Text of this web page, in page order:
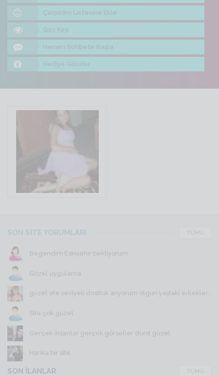
Çarpıldım Listesine Ekle
Göz Kırp
Hemen Sohbete Başla
Hediye Gönder
SON SİTE YORUMLARI TÜMÜ
Begendim Eskişehir bekliyorum
Gözel uygulama
güzel site seviyeli dostluk arıyorum olgun yaştaki erkekler...
Site çok güzel
Gerçek insanlar gerçek görseller dürst güzel
Harika bir site
SON İLANLAR TÜMÜ